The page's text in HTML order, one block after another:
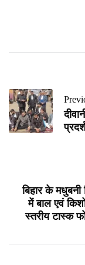
बिहार के मधुबनी
में बाल एवं
स्तरीय टास्क